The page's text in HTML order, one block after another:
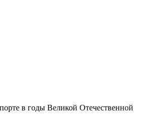
в годы Великой Отечественной